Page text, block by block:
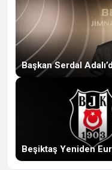
Başkan Serdal
Beşiktaş Yeniden